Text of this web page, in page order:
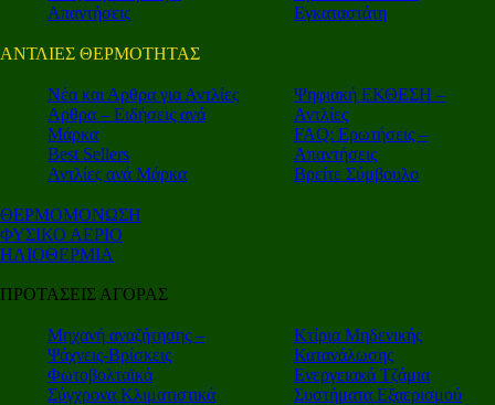
Απαντήσεις
Εγκαταστάτη
ΑΝΤΛΙΕΣ ΘΕΡΜΟΤΗΤΑΣ
Nέα και Αρθρα για Αντλίες
Αρθρα – Ειδήσεις ανά
Μάρκα
Best Sellers
Αντλίες ανά Μάρκα
Ψηφιακή ΕΚΘΕΣΗ –
Αντλίες
FAQ: Ερωτήσεις –
Απαντήσεις
Βρείτε Σύμβουλο
ΘΕΡΜΟΜΟΝΩΣΗ
ΦΥΣΙΚΟ ΑΕΡΙΟ
ΗΛΙΟΘΕΡΜΙΑ
ΠΡΟΤΑΣΕΙΣ ΑΓΟΡΑΣ
Μηχανή αναζήτησης –
Ψάχνεις-Βρίσκεις
Φωτοβολταϊκά
Σύγχρονα Κλιματιστικά
Κτίρια Μηδενικής
Κατανάλωσης
Ενεργειακά Τζάμια
Συστήματα Εξαερισμού